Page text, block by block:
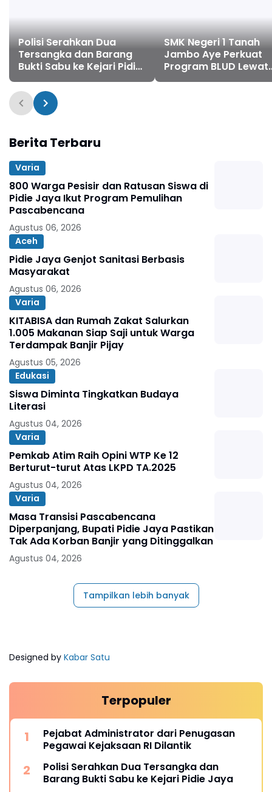
Polisi Serahkan Dua
Tersangka dan Barang
Bukti Sabu ke Kejari Pidie
Jaya
SMK Negeri 1 Tanah
Jambo Aye Perkuat
Program BLUD Lewat
Sinergi Antarsekolah
Berita Terbaru
Varia
800 Warga Pesisir dan Ratusan Siswa di
Pidie Jaya Ikut Program Pemulihan
Pascabencana
Agustus 06, 2026
Aceh
Pidie Jaya Genjot Sanitasi Berbasis
Masyarakat
Agustus 06, 2026
Varia
KITABISA dan Rumah Zakat Salurkan
1.005 Makanan Siap Saji untuk Warga
Terdampak Banjir Pijay
Agustus 05, 2026
Edukasi
Siswa Diminta Tingkatkan Budaya
Literasi
Agustus 04, 2026
Varia
Pemkab Atim Raih Opini WTP Ke 12
Berturut-turut Atas LKPD TA.2025
Agustus 04, 2026
Varia
Masa Transisi Pascabencana
Diperpanjang, Bupati Pidie Jaya Pastikan
Tak Ada Korban Banjir yang Ditinggalkan
Agustus 04, 2026
Tampilkan lebih banyak
Designed by Kabar Satu
Terpopuler
Pejabat Administrator dari Penugasan
Pegawai Kejaksaan RI Dilantik
Polisi Serahkan Dua Tersangka dan
Barang Bukti Sabu ke Kejari Pidie Jaya